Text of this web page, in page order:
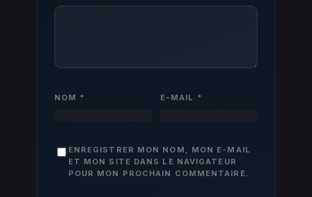
NOM * E-MAIL *
ENREGISTRER MON NOM, MON E-MAIL
ET MON SITE DANS LE NAVIGATEUR
POUR MON PROCHAIN COMMENTAIRE.